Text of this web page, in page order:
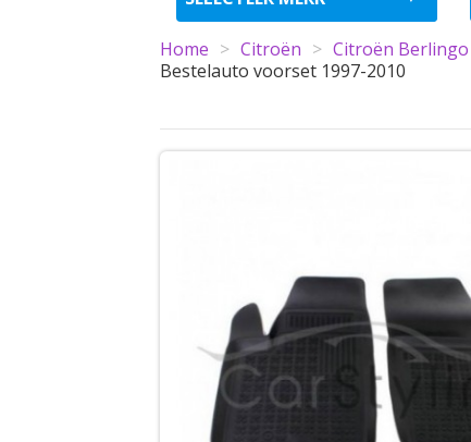
Home > Citroën > Citroën Berlingo
Bestelauto voorset 1997-2010